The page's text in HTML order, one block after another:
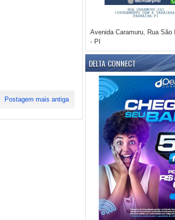
Postagem mais antiga
Avenida Caramuru, Rua
- PI
DELTA CONNECT